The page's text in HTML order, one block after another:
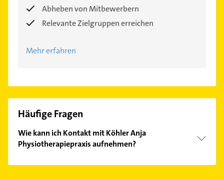
Abheben von Mitbewerbern
Relevante Zielgruppen erreichen
Mehr erfahren
Häufige Fragen
Wie kann ich Kontakt mit Köhler Anja
Physiotherapiepraxis aufnehmen?